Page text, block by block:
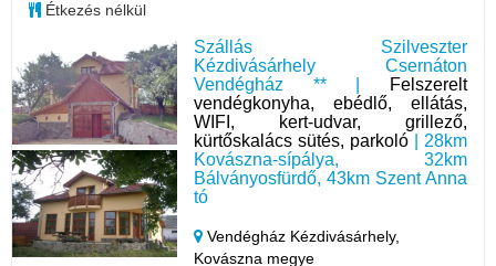
Szállás Szilveszter
Kézdivásárhely Csernáton
Vendégház ** |
Felszerelt
vendégkonyha, ebédlő, ellátás,
WIFI, kert-udvar, grillező,
kürtőskalács sütés, parkoló | 28km
Kovászna-sípálya, 32km
Bálványosfürdő, 43km Szent Anna
tó
Vendégház Kézdivásárhely,
Kovászna megye
Étkezés nélkül